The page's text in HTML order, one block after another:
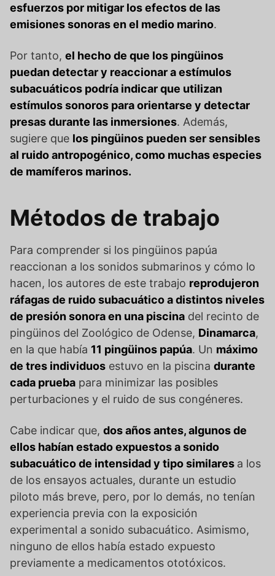
esfuerzos por mitigar los efectos de las
emisiones sonoras en el medio marino.
Por tanto, el hecho de que los pingüinos
puedan detectar y reaccionar a estímulos
subacuáticos podría indicar que utilizan
estímulos sonoros para orientarse y detectar
presas durante las inmersiones. Además,
sugiere que los pingüinos pueden ser sensibles
al ruido antropogénico, como muchas especies
de mamíferos marinos.
Métodos de trabajo
Para comprender si los pingüinos papúa
reaccionan a los sonidos submarinos y cómo lo
hacen, los autores de este trabajo reprodujeron
ráfagas de ruido subacuático a distintos niveles
de presión sonora en una piscina del recinto de
pingüinos del Zoológico de Odense, Dinamarca,
en la que había 11 pingüinos papúa. Un máximo
de tres individuos estuvo en la piscina durante
cada prueba para minimizar las posibles
perturbaciones y el ruido de sus congéneres.
Cabe indicar que, dos años antes, algunos de
ellos habían estado expuestos a sonido
subacuático de intensidad y tipo similares a los
de los ensayos actuales, durante un estudio
piloto más breve, pero, por lo demás, no tenían
experiencia previa con la exposición
experimental a sonido subacuático. Asimismo,
ninguno de ellos había estado expuesto
previamente a medicamentos ototóxicos.